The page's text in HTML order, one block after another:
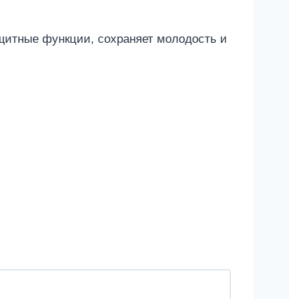
функции, сохраняет молодость и